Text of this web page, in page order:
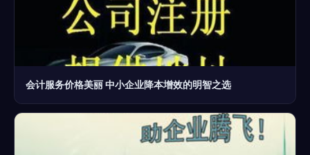
会计服务价格美丽 中小企业降本增效的明智之选